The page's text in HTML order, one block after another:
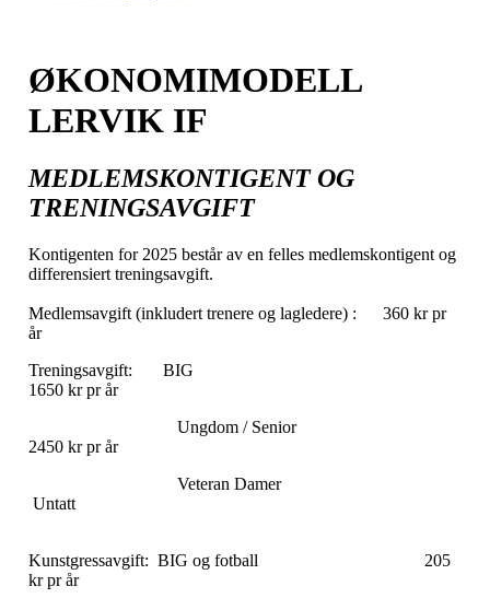
ØKONOMIMODELL
LERVIK IF
MEDLEMSKONTIGENT OG
TRENINGSAVGIFT
Kontigenten for 2025 består av en felles medlemskontigent og
differensiert treningsavgift.
Medlemsavgift (inkludert trenere og lagledere) : 360 kr pr
år
Treningsavgift: BIG
1650 kr pr år
Ungdom / Senior
2450 kr pr år
Veteran Damer
Untatt
Kunstgressavgift: BIG og fotball 205
kr pr år